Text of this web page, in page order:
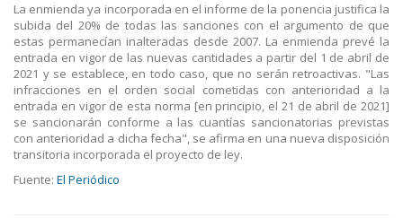
La enmienda ya incorporada en el informe de la ponencia justifica la
subida del 20% de todas las sanciones con el argumento de que
estas permanecían inalteradas desde 2007. La enmienda prevé la
entrada en vigor de las nuevas cantidades a partir del 1 de abril de
2021 y se establece, en todo caso, que no serán retroactivas. "Las
infracciones en el orden social cometidas con anterioridad a la
entrada en vigor de esta norma [en principio, el 21 de abril de 2021]
se sancionarán conforme a las cuantías sancionatorias previstas
con anterioridad a dicha fecha", se afirma en una nueva disposición
transitoria incorporada el proyecto de ley.
Fuente: El Periódico